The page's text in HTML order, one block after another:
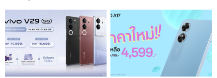
โดดเด่นด้วยสุนทรียศาสตร์แห่ง